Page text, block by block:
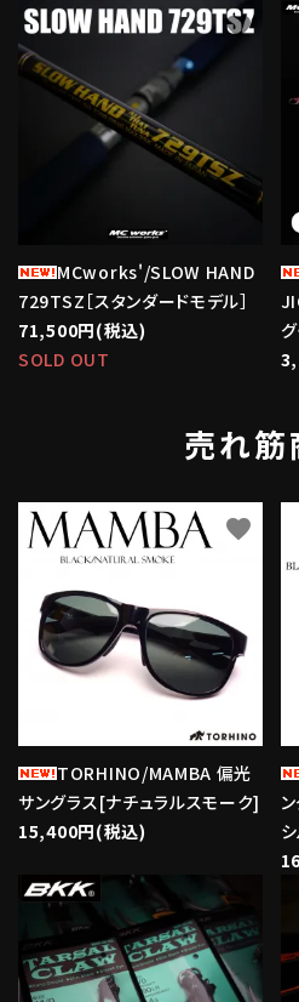
MCworks'/SLOW HAND
729TSZ［スタンダードモデル］
71,500円(税込)
SOLD OUT
favorite
売れ筋
TORHINO/MAMBA 偏光
サングラス[ナチュラルスモーク]
15,400円(税込)
favorite
favorite